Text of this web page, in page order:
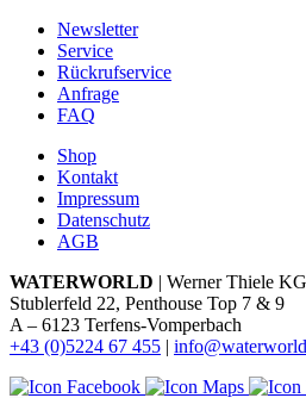
Newsletter
Service
Rückrufservice
Anfrage
FAQ
Shop
Kontakt
Impressum
Datenschutz
AGB
WATERWORLD | Werner Thiele KG
Stublerfeld 22, Penthouse Top 7 & 9
A – 6123 Terfens-Vomperbach
+43 (0)5224 67 455 |